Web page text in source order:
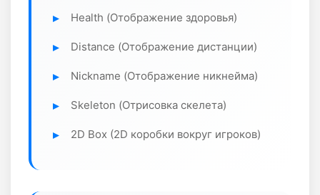
Health (Отображение здоровья)
Distance (Отображение дистанции)
Nickname (Отображение никнейма)
Skeleton (Отрисовка скелета)
2D Box (2D коробки вокруг игроков)